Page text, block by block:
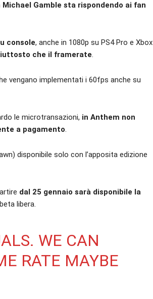
Gamble sta rispondendo ai fan
console, anche in 1080p su PS4 Pro e Xbox
che il framerate.
vengano implementati i 60fps anche su
le microtransazioni, in Anthem non
a pagamento.
disponibile solo con l’apposita edizione
dal 25 gennaio sarà disponibile la
libera.
WE CAN
RATE MAYBE